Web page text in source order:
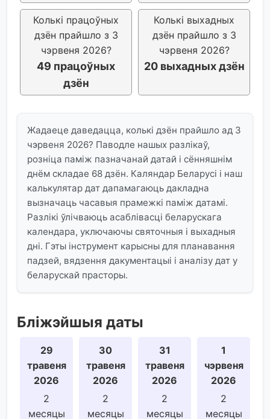
Колькі працоўных
дзён прайшло з 3
чэрвеня 2026?
49 працоўных
дзён
Колькі выхадных
дзён прайшло з 3
чэрвеня 2026?
20 выхадных дзён
Жадаеце даведацца, колькі дзён прайшло ад 3
чэрвеня 2026? Паводле нашых разлікаў,
розніца паміж пазначанай датай і сённяшнім
днём складае 68 дзён. Каляндар Беларусі і наш
калькулятар дат дапамагаюць дакладна
вызначаць часавыя прамежкі паміж датамі.
Разлікі ўлічваюць асаблівасці беларускага
календара, уключаючы святочныя і выхадныя
дні. Гэты інструмент карысны для планавання
падзей, вядзення дакументацыі і аналізу дат у
беларускай прасторы.
Бліжэйшыя даты
29
травеня
2026
2
месяцы
30
травеня
2026
2
месяцы
31
травеня
2026
2
месяцы
1
чэрвеня
2026
2
месяцы